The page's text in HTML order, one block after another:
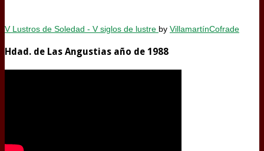
V Lustros de Soledad - V siglos de lustre by VillamartínCofrade
Hdad. de Las Angustias año de 1988